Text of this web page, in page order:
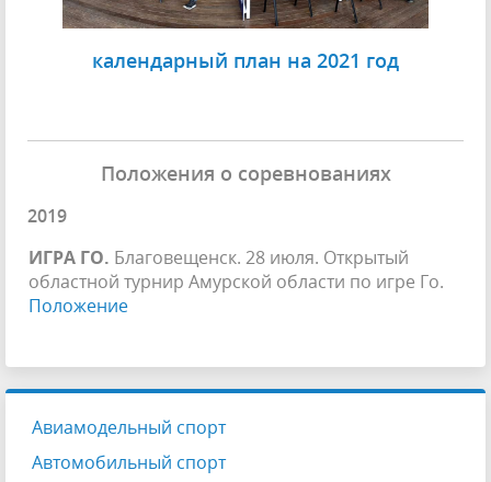
календарный план на 2021 год
Положения о соревнованиях
2019
ИГРА ГО. Благовещенск. 28 июля. Открытый
областной турнир Амурской области по игре Го.
Положение
Авиамодельный спорт
Автомобильный спорт